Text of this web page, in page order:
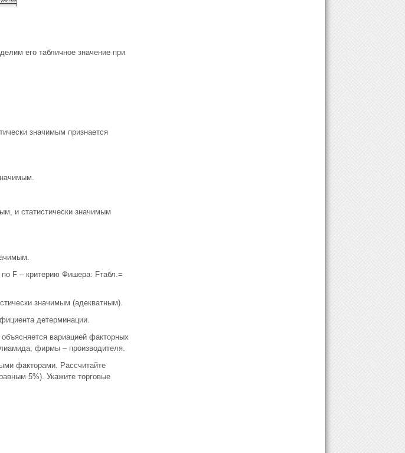
его табличное значение при
значимым признается
и статистически значимым
по F – критерию Фишера: Fтабл.=
значимым (адекватным).
детерминации.
вариацией факторных
фирмы – производителя.
факторами. Рассчитайте
5%). Укажите торговые